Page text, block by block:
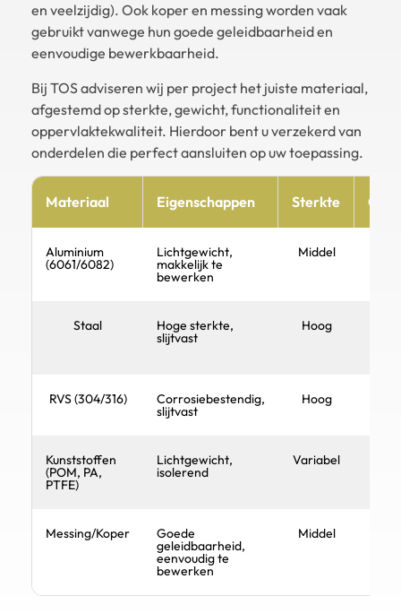
en veelzijdig). Ook koper en messing worden vaak
gebruikt vanwege hun goede geleidbaarheid en
eenvoudige bewerkbaarheid.
Bij TOS adviseren wij per project het juiste materiaal,
afgestemd op sterkte, gewicht, functionaliteit en
oppervlaktekwaliteit. Hierdoor bent u verzekerd van
onderdelen die perfect aansluiten op uw toepassing.
Materiaal Eigenschappen Sterkte
Aluminium
(6061/6082)
Lichtgewicht,
makkelijk te
bewerken
Middel
Staal Hoge sterkte,
slijtvast
Hoog
RVS (304/316) Corrosiebestendig,
slijtvast
Hoog
Kunststoffen
(POM, PA,
PTFE)
Lichtgewicht,
isolerend
Variabel
Messing/Koper Goede
geleidbaarheid,
eenvoudig te
bewerken
Middel